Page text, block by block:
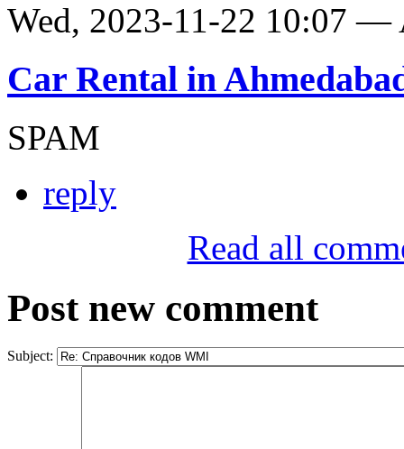
Wed, 2023-11-22 10:07 —
Car Rental in
SPAM
reply
Read all
Post new comment
Subject: